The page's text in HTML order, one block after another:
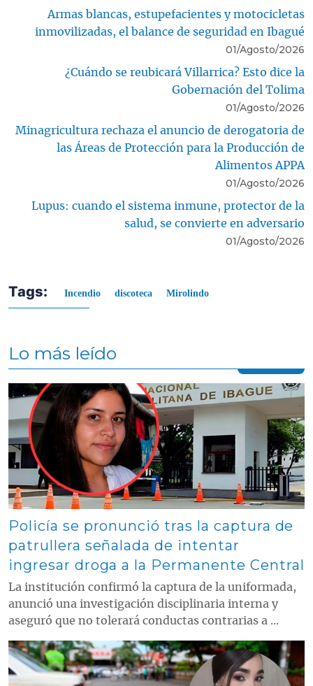
Armas blancas, estupefacientes y motocicletas
inmovilizadas, el balance de seguridad en Ibagué
01/Agosto/2026
¿Cuándo se reubicará Villarrica? Esto dice la
Gobernación del Tolima
01/Agosto/2026
Minagricultura rechaza el anuncio de derogatoria de
las Áreas de Protección para la Producción de
Alimentos APPA
01/Agosto/2026
Lupus: cuando el sistema inmune, protector de la
salud, se convierte en adversario
01/Agosto/2026
Tags: Incendio discoteca Mirolindo
Lo más leído
Contenido multimedia principal
Policía se pronunció tras la captura de
patrullera señalada de intentar
ingresar droga a la Permanente Central
La institución confirmó la captura de la uniformada,
anunció una investigación disciplinaria interna y
aseguró que no tolerará conductas contrarias a ...
Contenido multimedia principal